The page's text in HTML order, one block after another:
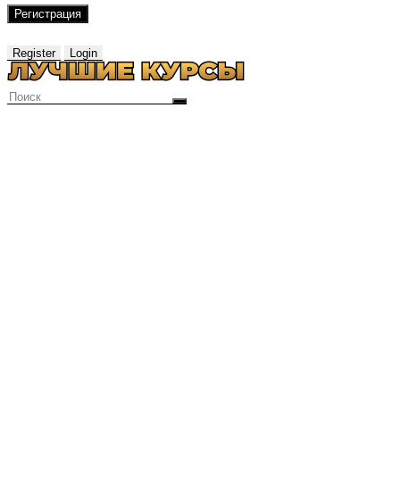
Регистрация
Register Login